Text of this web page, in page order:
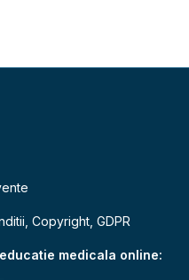
Copyright, GDPR
medicala online: